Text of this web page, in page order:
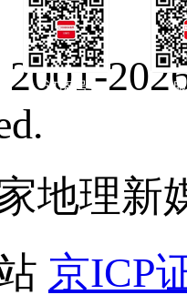
订阅号
地理新
京ICP